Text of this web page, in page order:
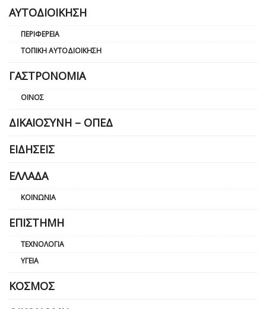
ΑΥΤΟΔΙΟΊΚΗΣΗ
ΠΕΡΙΦΈΡΕΙΑ
ΤΟΠΙΚΉ ΑΥΤΟΔΙΟΊΚΗΣΗ
ΓΑΣΤΡΟΝΟΜΊΑ
ΟΊΝΟΣ
ΔΙΚΑΙΟΣΎΝΗ – ΟΠΕΔ
ΕΙΔΉΣΕΙΣ
ΕΛΛΆΔΑ
ΚΟΙΝΩΝΊΑ
ΕΠΙΣΤΉΜΗ
ΤΕΧΝΟΛΟΓΊΑ
ΥΓΕΊΑ
ΚΌΣΜΟΣ